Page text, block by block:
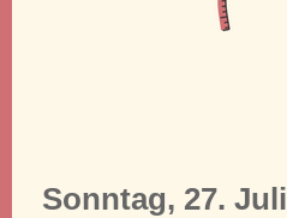
Sonntag, 27.